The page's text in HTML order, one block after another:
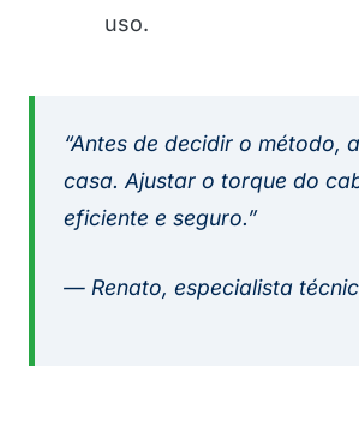
uso.
“Antes de decidir o método,
casa. Ajustar o torque do
eficiente e seguro.”
— Renato, especialista